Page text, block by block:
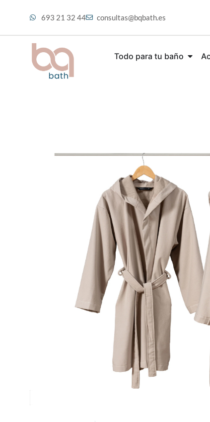
693 21 32 44 consultas@bqbath.es
Todo para tu baño